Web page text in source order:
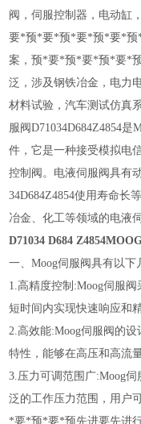
阀，伺服控制器，电动缸
要*预*要*预*要*预*要*预
案，预*要*预*要*预*要*
泛，涉及钢铁冶金，电力
材料试验，汽车测试仿真
服阀D71034D684Z4854
件，它是一种接受模拟电
控制阀。电液伺服阀具有
34D684Z4854使用寿命长
冶金、化工等领域的电液
D71034 D684
一、Moog伺服阀具有以下
1.高精度控制:Moog伺服
短时间内实现快速响应和
2.高效能:Moog伺服阀的
特性，能够在高压和高流
3.压力可调范围广:Moog
泛的工作压力范围，用户
*要*预*要*预先进要先进